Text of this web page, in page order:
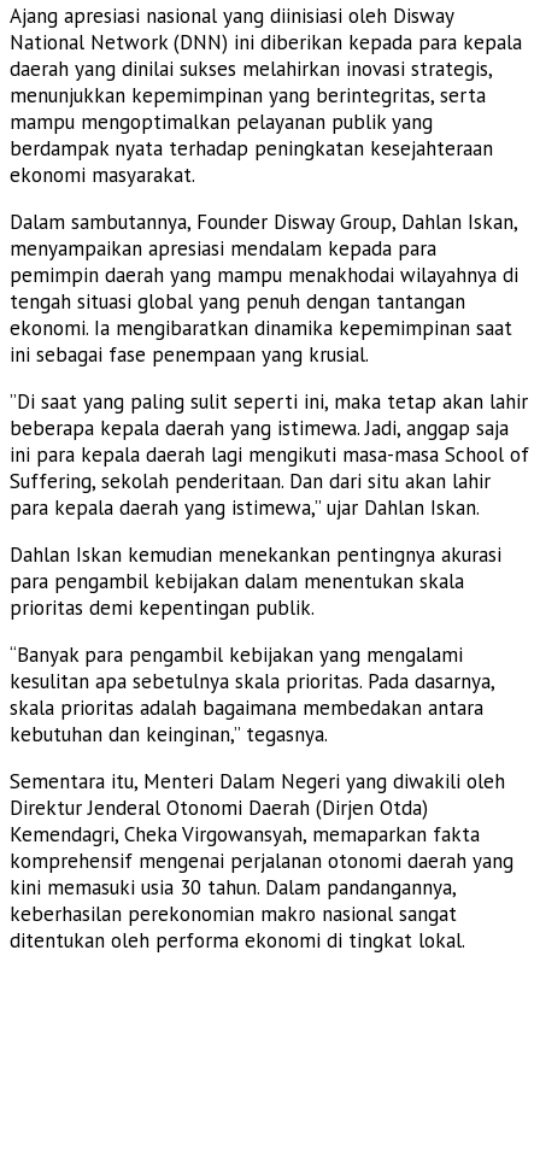
​Ajang apresiasi nasional yang diinisiasi oleh Disway
National Network (DNN) ini diberikan kepada para kepala
daerah yang dinilai sukses melahirkan inovasi strategis,
menunjukkan kepemimpinan yang berintegritas, serta
mampu mengoptimalkan pelayanan publik yang
berdampak nyata terhadap peningkatan kesejahteraan
ekonomi masyarakat.
​Dalam sambutannya, Founder Disway Group, Dahlan Iskan,
menyampaikan apresiasi mendalam kepada para
pemimpin daerah yang mampu menakhodai wilayahnya di
tengah situasi global yang penuh dengan tantangan
ekonomi. Ia mengibaratkan dinamika kepemimpinan saat
ini sebagai fase penempaan yang krusial.
​”Di saat yang paling sulit seperti ini, maka tetap akan lahir
beberapa kepala daerah yang istimewa. Jadi, anggap saja
ini para kepala daerah lagi mengikuti masa-masa School of
Suffering, sekolah penderitaan. Dan dari situ akan lahir
para kepala daerah yang istimewa,” ujar Dahlan Iskan.
Dahlan Iskan kemudian menekankan pentingnya akurasi
para pengambil kebijakan dalam menentukan skala
prioritas demi kepentingan publik.
“Banyak para pengambil kebijakan yang mengalami
kesulitan apa sebetulnya skala prioritas. Pada dasarnya,
skala prioritas adalah bagaimana membedakan antara
kebutuhan dan keinginan,” tegasnya.
​Sementara itu, Menteri Dalam Negeri yang diwakili oleh
Direktur Jenderal Otonomi Daerah (Dirjen Otda)
Kemendagri, Cheka Virgowansyah, memaparkan fakta
komprehensif mengenai perjalanan otonomi daerah yang
kini memasuki usia 30 tahun. Dalam pandangannya,
keberhasilan perekonomian makro nasional sangat
ditentukan oleh performa ekonomi di tingkat lokal.